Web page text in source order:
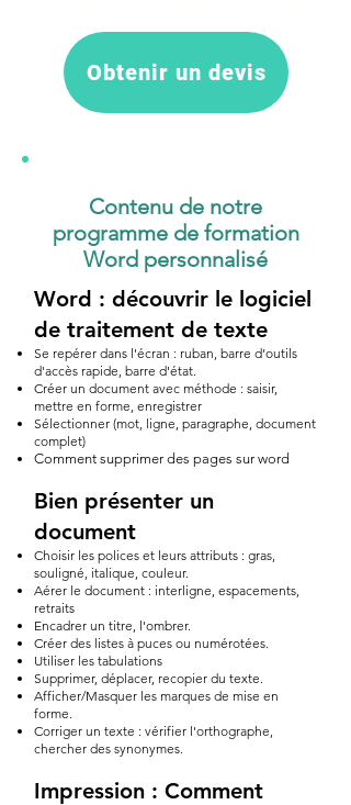
Obtenir un devis
Contenu de notre
programme de formation
Word personnalisé
Word : découvrir le logiciel
de traitement de texte
Se repérer dans l'écran : ruban, barre d’outils
d'accès rapide, barre d'état.
Créer un document avec méthode : saisir,
mettre en forme, enregistrer
Sélectionner (mot, ligne, paragraphe, document
complet)
Comment supprimer des pages sur word
Bien présenter un
document
Choisir les polices et leurs attributs : gras,
souligné, italique, couleur.
Aérer le document : interligne, espacements,
retraits
Encadrer un titre, l'ombrer.
Créer des listes à puces ou numérotées.
Utiliser les tabulations
Supprimer, déplacer, recopier du texte.
Afficher/Masquer les marques de mise en
forme.
Corriger un texte : vérifier l'orthographe,
chercher des synonymes.
Impression : Comment